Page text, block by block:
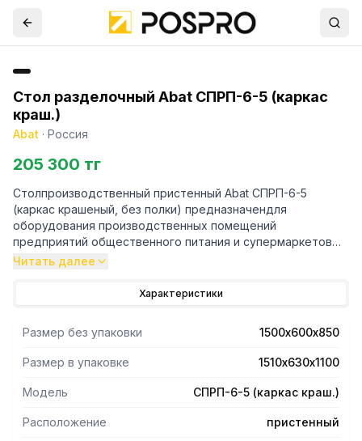
Стол разделочный Abat СПРП-6-5 (каркас
краш.)
Abat · Россия
205 300 тг
Столпроизводственный пристенный Abat СПРП-6-5
(каркас крашеный, без полки) предназначендля
оборудования производственных помещений
предприятий общественного питания и супермаркетов
для выполнения работ, связанных с приготовлением и
- Усиленный стальной каркас и его стяжки изготовлены из
трубы с регулируемыми по высоте ножками.
- Столешница с бортиком выполнены из нержавеющей
стали марки AISI 304 с подкладкой из
влагонепроницаемой фанеры толщиной 12 мм.
-Допускаемая нагрузка на столешницуне более 100 кг.
Читать далее
Характеристики
Размер без упаковки 1500х600х850
Размер в упаковке 1510х630х1100
Модель СПРП-6-5 (каркас краш.)
Расположение пристенный